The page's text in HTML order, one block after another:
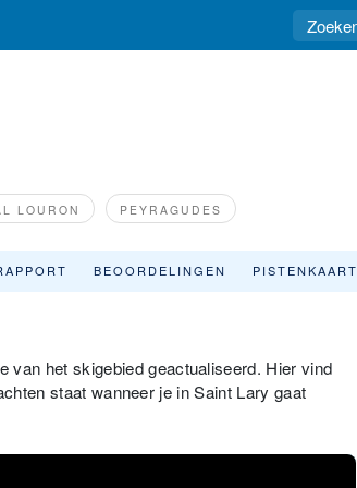
LOURON PEYRAGUDES
BEOORDELINGEN PISTENKAART
van het skigebied geactualiseerd. Hier vind
staat wanneer je in Saint Lary gaat